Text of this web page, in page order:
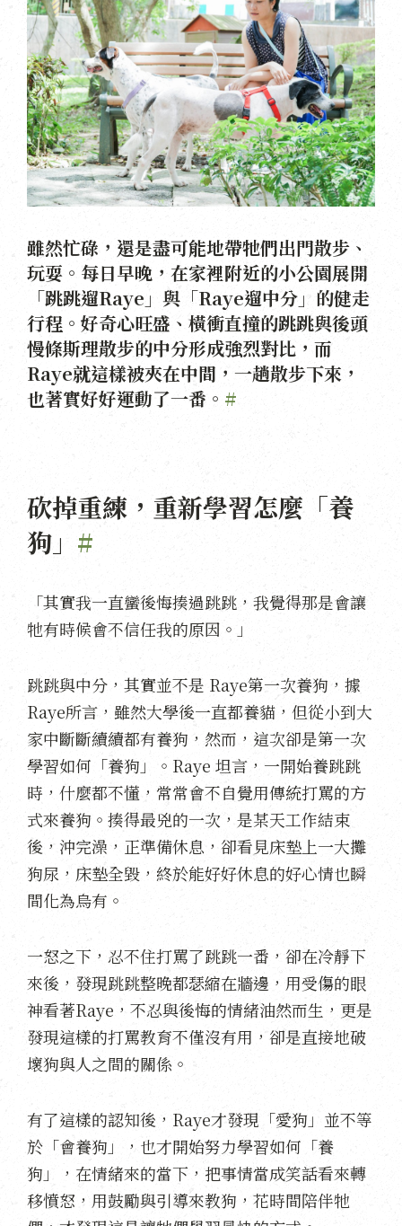
雖然忙碌，還是盡可能地帶牠們出門散步、
玩耍。每日早晚，在家裡附近的小公園展開
「跳跳遛Raye」與「Raye遛中分」的健走
行程。好奇心旺盛、橫衝直撞的跳跳與後頭
慢條斯理散步的中分形成強烈對比，而
Raye就這樣被夾在中間，一趟散步下來，
也著實好好運動了一番。 #
砍掉重練，重新學習怎麼「養
狗」 #
「其實我一直蠻後悔揍過跳跳，我覺得那是會讓
牠有時候會不信任我的原因。」
跳跳與中分，其實並不是 Raye第一次養狗，據
Raye所言，雖然大學後一直都養貓，但從小到大
家中斷斷續續都有養狗，然而，這次卻是第一次
學習如何「養狗」。Raye 坦言，一開始養跳跳
時，什麼都不懂，常常會不自覺用傳統打罵的方
式來養狗。揍得最兇的一次，是某天工作結束
後，沖完澡，正準備休息，卻看見床墊上一大攤
狗尿，床墊全毀，終於能好好休息的好心情也瞬
間化為烏有。
一怒之下，忍不住打罵了跳跳一番，卻在冷靜下
來後，發現跳跳整晚都瑟縮在牆邊，用受傷的眼
神看著Raye，不忍與後悔的情緒油然而生，更是
發現這樣的打罵教育不僅沒有用，卻是直接地破
壞狗與人之間的關係。
有了這樣的認知後，Raye才發現「愛狗」並不等
於「會養狗」，也才開始努力學習如何「養
狗」，在情緒來的當下，把事情當成笑話看來轉
移憤怒，用鼓勵與引導來教狗，花時間陪伴牠